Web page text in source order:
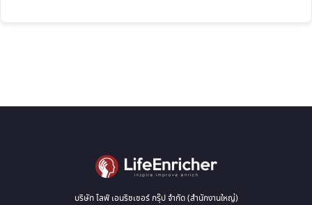
บริษัท ไลฟ์ เอนริชเชอร์ กรุ๊ป จำกัด (สำนักงานใหญ่)